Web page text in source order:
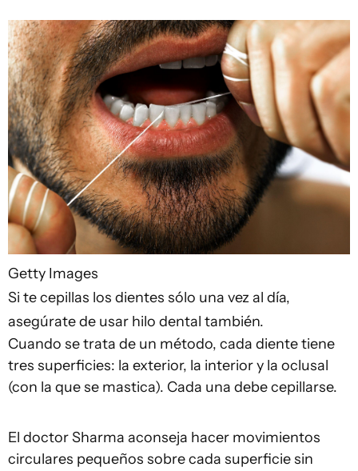
Getty Images
Si te cepillas los dientes sólo una vez al día,
asegúrate de usar hilo dental también.
Cuando se trata de un método, cada diente tiene
tres superficies: la exterior, la interior y la oclusal
(con la que se mastica). Cada una debe cepillarse.
El doctor Sharma aconseja hacer movimientos
circulares pequeños sobre cada superficie sin